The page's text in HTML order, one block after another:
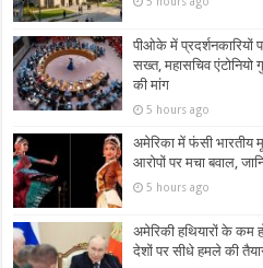
पीओके में प्रदर्शनकारियों
सख्त, महासचिव
की मांग
5 hours ago
अमेरिका में फंसी भारतीय
आरोपों पर मचा बवाल,
5 hours ago
अमेरिकी हथियारों के कम
देशों पर सीधे हमले की